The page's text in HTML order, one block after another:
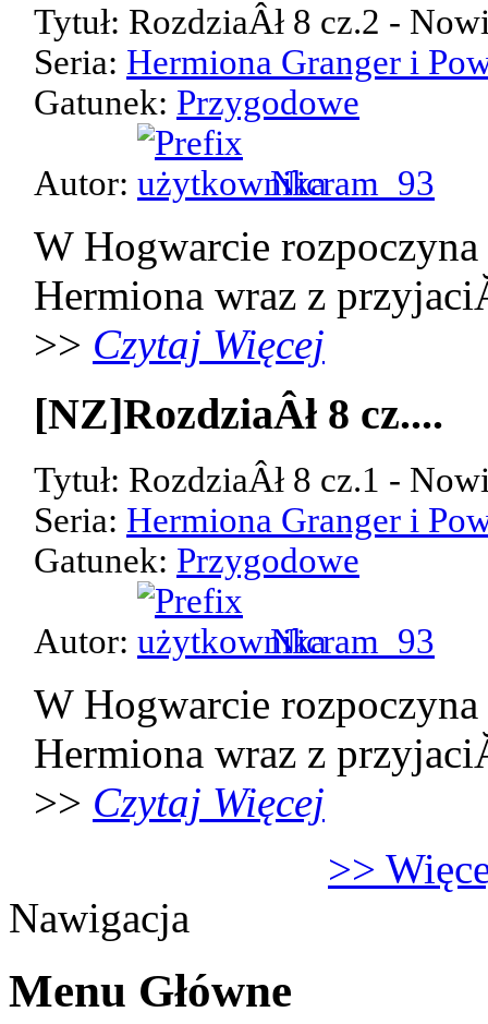
Tytuł: RozdziaÂł 8 cz.2 -
Seria: Hermiona Granger i
Gatunek: Przygodowe
Autor: Nicram_93
W Hogwarcie
Hermiona wraz z
>> Czytaj Więcej
[NZ]RozdziaÂł 8 cz....
Tytuł: RozdziaÂł 8 cz.1 -
Seria: Hermiona Granger i
Gatunek: Przygodowe
Autor: Nicram_93
W Hogwarcie
Hermiona wraz z
>> Czytaj Więcej
>>
Nawigacja
Menu Główne